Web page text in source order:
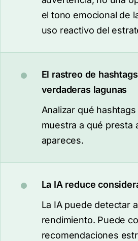
el tono emocional de
uso reactivo del
El rastreo de
verdaderas lagunas
Analizar qué
muestra a qué presta
apareces.
La IA reduce
La IA puede detectar
rendimiento. Puede
recomendaciones